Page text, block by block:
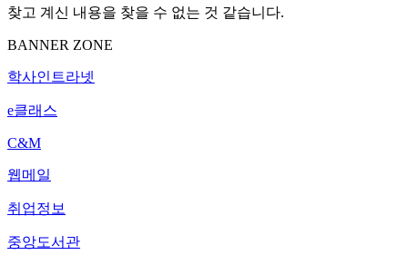
찾고 계신 내용을 찾을 수 없는 것 같습니다.
BANNER ZONE
학사인트라넷
e클래스
C&M
웹메일
취업정보
중앙도서관